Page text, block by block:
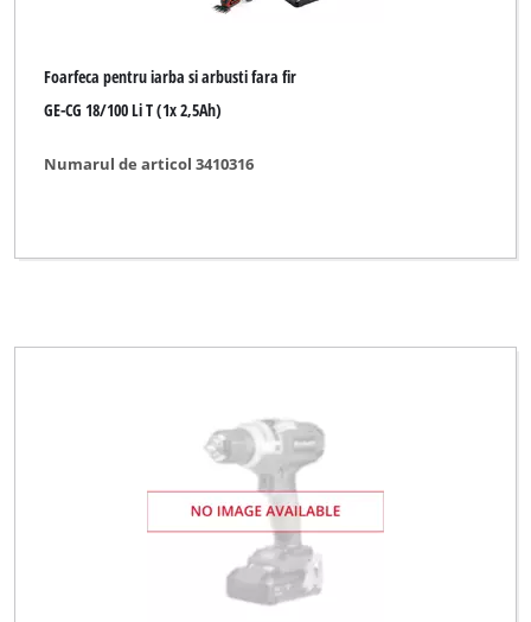
Foarfeca pentru iarba si arbusti fara fir
GE-CG 18/100 Li T (1x 2,5Ah)
Numarul de articol 3410316